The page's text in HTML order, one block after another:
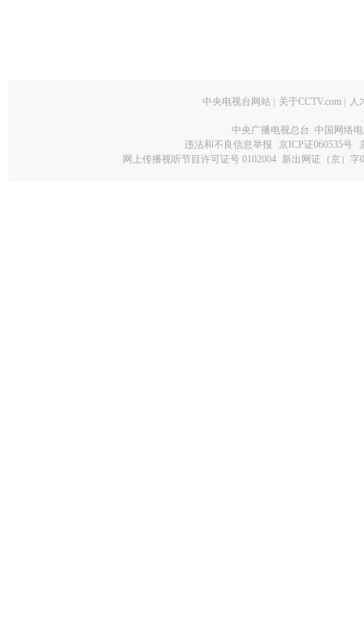
中央电视台网站 关于CCTV.com 人
中央广播电视总台 中国网络
违法和不良信息举报
京ICP证060535号
网上传播视听节目许可证号 0102004 新出网证（京）